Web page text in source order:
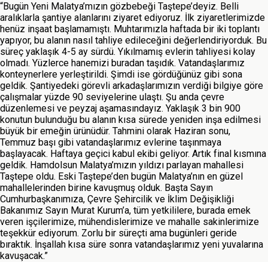
“Bugün Yeni Malatya’mızın gözbebeği Taştepe’deyiz. Belli
aralıklarla şantiye alanlarını ziyaret ediyoruz. İlk ziyaretlerimizde
henüz inşaat başlamamıştı. Muhtarımızla haftada bir iki toplantı
yapıyor, bu alanın nasıl tahliye edileceğini değerlendiriyorduk. Bu
süreç yaklaşık 4-5 ay sürdü. Yıkılmamış evlerin tahliyesi kolay
olmadı. Yüzlerce hanemizi buradan taşıdık. Vatandaşlarımız
konteynerlere yerleştirildi. Şimdi ise gördüğünüz gibi sona
geldik. Şantiyedeki görevli arkadaşlarımızın verdiği bilgiye göre
çalışmalar yüzde 90 seviyelerine ulaştı. Şu anda çevre
düzenlemesi ve peyzaj aşamasındayız. Yaklaşık 3 bin 900
konutun bulunduğu bu alanın kısa sürede yeniden inşa edilmesi
büyük bir emeğin ürünüdür. Tahmini olarak Haziran sonu,
Temmuz başı gibi vatandaşlarımız evlerine taşınmaya
başlayacak. Haftaya geçici kabul ekibi geliyor. Artık final kısmına
geldik. Hamdolsun Malatya’mızın yıldızı parlayan mahallesi
Taştepe oldu. Eski Taştepe’den bugün Malatya’nın en güzel
mahallelerinden birine kavuşmuş olduk. Başta Sayın
Cumhurbaşkanımıza, Çevre Şehircilik ve İklim Değişikliği
Bakanımız Sayın Murat Kurum’a, tüm yetkililere, burada emek
veren işçilerimize, mühendislerimize ve mahalle sakinlerimize
teşekkür ediyorum. Zorlu bir süreçti ama bugünleri geride
bıraktık. İnşallah kısa süre sonra vatandaşlarımız yeni yuvalarına
kavuşacak.”